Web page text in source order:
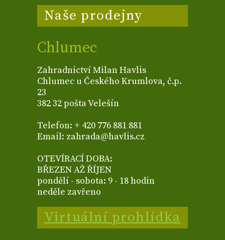
Naše prodejny
Chlumec
Zahradnictví Milan Havlis
Chlumec u Českého Krumlova, č.p.
23
382 32 pošta Velešín
Telefon: + 420 776 881 881
Email: zahrada@havlis.cz
OTEVÍRACÍ DOBA:
BŘEZEN AŽ ŘÍJEN
pondělí - sobota: 9 - 18 hodin
neděle zavřeno
Virtuální prohlídka